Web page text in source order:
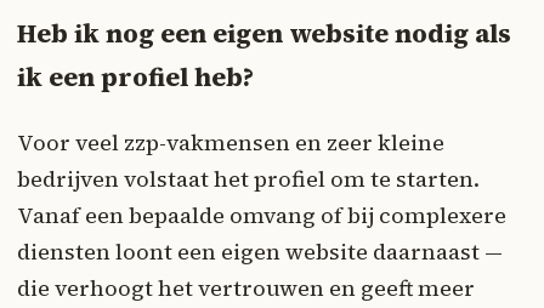
Heb ik nog een eigen website nodig als
ik een profiel heb?
Voor veel zzp-vakmensen en zeer kleine
bedrijven volstaat het profiel om te starten.
Vanaf een bepaalde omvang of bij complexere
diensten loont een eigen website daarnaast —
die verhoogt het vertrouwen en geeft meer